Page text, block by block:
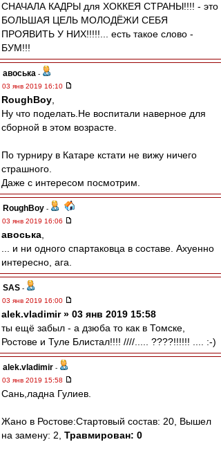
СНАЧАЛА КАДРЫ для ХОККЕЯ СТРАНЫ!!!! - это
БОЛЬШАЯ ЦЕЛЬ МОЛОДЁЖИ СЕБЯ
ПРОЯВИТЬ У НИХ!!!!!... есть такое слово -
БУМ!!!
авоська -
03 янв 2019 16:10
RoughBoy
Ну что поделать.Не воспитали наверное для
сборной в этом возрасте.
По турниру в Катаре кстати не вижу ничего
страшного.
Даже с интересом посмотрим.
RoughBoy -
03 янв 2019 16:06
авоська
... и ни одного спартаковца в составе. Ахуенно
интересно, ага.
SAS -
03 янв 2019 16:00
alek.vladimir » 03 янв 2019 15:58
ты ещё забыл - а дзюба то как в Томске,
Ростове и Туле Блистал!!!! ////..... ????!!!!!! .... :-)
alek.vladimir -
03 янв 2019 15:58
Сань,ладна Гулиев.
Жано в Ростове:Стартовый состав: 20, Вышел
на замену: 2, Травмирован: 0